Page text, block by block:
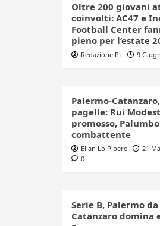
Oltre 200 giovani
coinvolti: AC47 e
Football Center
pieno per l’estate
Redazione PL 9
Palermo-
pagelle: Rui
promosso, Palumbo
combattente
Elian Lo Pipero
21
0
Serie B, Palermo
Catanzaro domina